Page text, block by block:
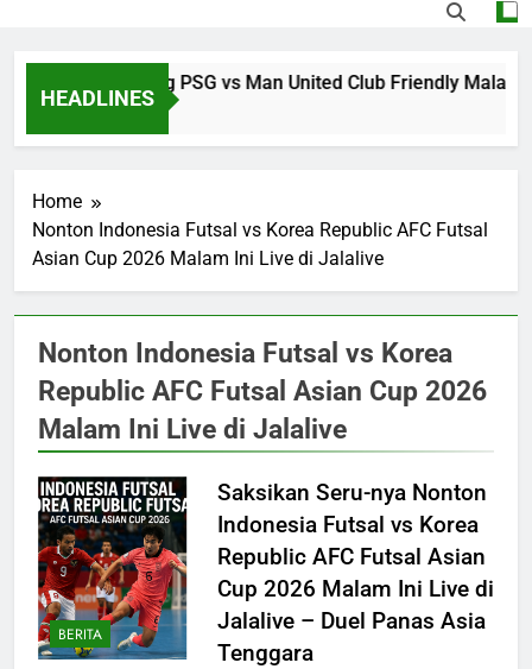
HEADLINES
Nikmati Streaming PSG vs Man United Club Friendly
4 Hours Ago
Home
Nonton Indonesia Futsal vs Korea Republic AFC Futsal
Asian Cup 2026 Malam Ini Live di Jalalive
Nonton Indonesia Futsal vs Korea
Republic AFC Futsal Asian Cup 2026
Malam Ini Live di Jalalive
BERITA
Saksikan Seru-nya Nonton
Indonesia Futsal vs Korea
Republic AFC Futsal Asian
Cup 2026 Malam Ini Live di
Jalalive – Duel Panas Asia
Tenggara